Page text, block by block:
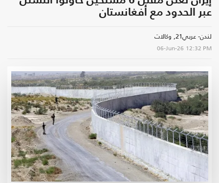
عبر الحدود مع أفغانستان
لندن- عربي21, وكالات
06-Jun-26 12:32 PM